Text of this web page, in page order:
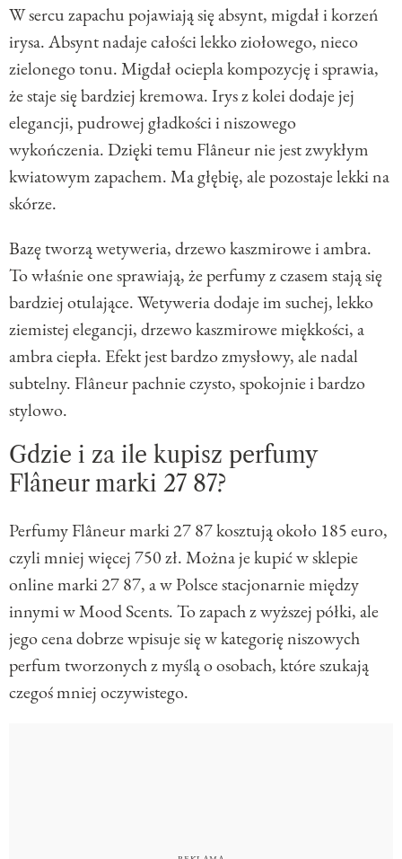
W sercu zapachu pojawiają się absynt, migdał i korzeń
irysa. Absynt nadaje całości lekko ziołowego, nieco
zielonego tonu. Migdał ociepla kompozycję i sprawia,
że staje się bardziej kremowa. Irys z kolei dodaje jej
elegancji, pudrowej gładkości i niszowego
wykończenia. Dzięki temu Flâneur nie jest zwykłym
kwiatowym zapachem. Ma głębię, ale pozostaje lekki na
skórze.
Bazę tworzą wetyweria, drzewo kaszmirowe i ambra.
To właśnie one sprawiają, że perfumy z czasem stają się
bardziej otulające. Wetyweria dodaje im suchej, lekko
ziemistej elegancji, drzewo kaszmirowe miękkości, a
ambra ciepła. Efekt jest bardzo zmysłowy, ale nadal
subtelny. Flâneur pachnie czysto, spokojnie i bardzo
stylowo.
Gdzie i za ile kupisz perfumy
Flâneur marki 27 87?
Perfumy Flâneur marki 27 87 kosztują około 185 euro,
czyli mniej więcej 750 zł. Można je kupić w sklepie
online marki 27 87, a w Polsce stacjonarnie między
innymi w Mood Scents. To zapach z wyższej półki, ale
jego cena dobrze wpisuje się w kategorię niszowych
perfum tworzonych z myślą o osobach, które szukają
czegoś mniej oczywistego.